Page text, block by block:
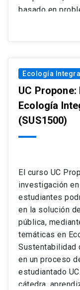
basado en
habilidades de
seminario.
Ecología
UC
Ecología
(SUS1500)
El curso UC
investigación
estudiantes
en la solución
pública,
temáticas en
Sustentabilidad
en un proceso
estudiantado
cátedra,